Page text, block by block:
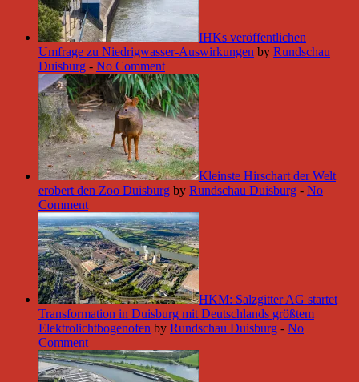
IHKs veröffentlichen
Umfrage zu Niedrigwasser-Auswirkungen by Rundschau
Duisburg - No Comment
Kleinste Hirschart der Welt
erobert den Zoo Duisburg by Rundschau Duisburg - No
Comment
HKM: Salzgitter AG startet
Transformation in Duisburg mit Deutschlands größtem
Elektrolichtbogenofen by Rundschau Duisburg - No
Comment